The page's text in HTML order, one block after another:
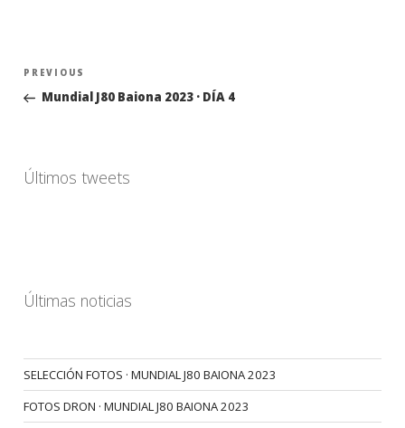
Navegación
entradas
Previous
Post
PREVIOUS
Mundial J80 Baiona 2023 · DÍA 4
Últimos tweets
Últimas noticias
SELECCIÓN FOTOS · MUNDIAL J80 BAIONA 2023
FOTOS DRON · MUNDIAL J80 BAIONA 2023